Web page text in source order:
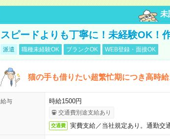
未
スピードよりも丁寧に！未経験OK！
派遣 職種未経験OK ブランクOK WEB登録・面接OK
猫の手も借りたい超繁忙期につき高時
給与 時給1500円
交通費別途支給あり
交通費 実費支給／当社規定あり。通勤交